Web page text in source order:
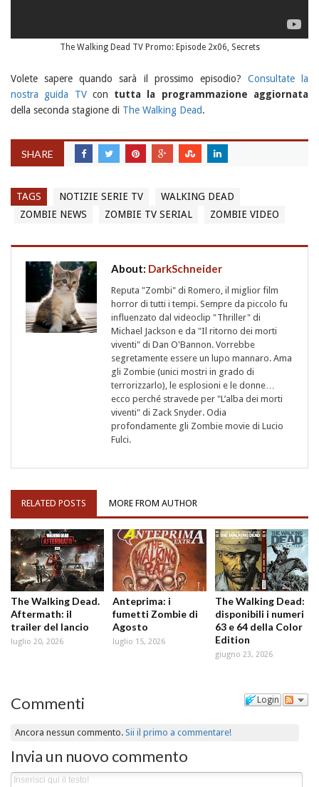
The Walking Dead TV Promo: Episode 2x06, Secrets
Volete sapere quando sarà il prossimo episodio? Consultate la
nostra guida TVcon tutta la programmazione aggiornata
della seconda stagione di The Walking Dead.
SHARE
TAGS NOTIZIE SERIE TV
WALKING DEAD
ZOMBIE NEWS
ZOMBIE TV SERIAL ZOMBIE VIDEO
About: DarkSchneider
Reputa "Zombi" di Romero, il miglior film
horror di tutti i tempi. Sempre da piccolo fu
influenzato dal videoclip "Thriller" di
Michael Jackson e da "Il ritorno dei morti
viventi" di Dan O'Bannon. Vorrebbe
segretamente essere un lupo mannaro. Ama
gli Zombie (unici mostri in grado di
terrorizzarlo), le esplosioni e le donne…
ecco perché stravede per "L’alba dei morti
viventi" di Zack Snyder. Odia
profondamente gli Zombie movie di Lucio
Fulci.
RELATED POSTS MORE FROM AUTHOR
The Walking Dead.
Aftermath: il
trailer del lancio
luglio 20, 2026
Anteprima: i
fumetti Zombie di
Agosto
luglio 15, 2026
The Walking Dead:
disponibili i numeri
63 e 64 della Color
Edition
giugno 23, 2026
Login
Commenti
Ancora nessun commento.Sii il primo a commentare!
Invia un nuovo commento